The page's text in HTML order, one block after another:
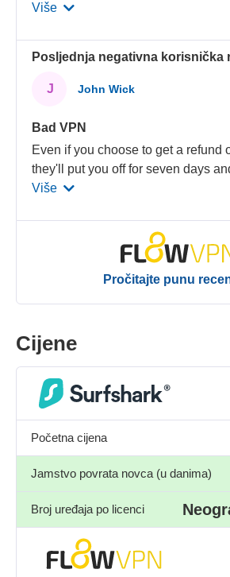
Više
Posljednja negativna korisnička
J John Wick
Bad VPN
Even if you choose to get a refund
they'll put you off for seven days
Više
Pročitajte punu
Cijene
Početna cijena
Jamstvo povrata novca (u danima)
Broj uređaja po licenci